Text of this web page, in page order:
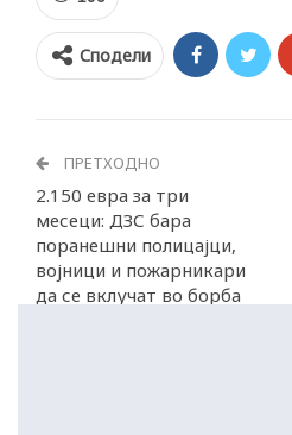
Сподели
ПРЕТХОДНО
2.150 евра за три
месеци: ДЗС бара
поранешни полицајци,
војници и пожарникари
да се вклучат во борба